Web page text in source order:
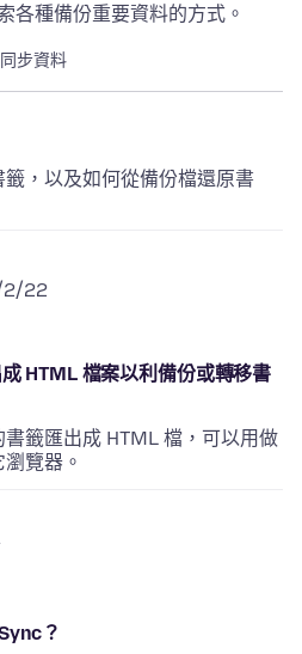
各種備份重要資料的方式。
同步資料
，以及如何從備份檔還原書
2/22
HTML 檔案以利備份或轉移書
籤匯出成 HTML 檔，可以用做
覽器。
？